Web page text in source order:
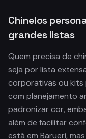
Chinelos
grandes listas
Quem precisa de
seja por lista
corporativas ou kits
com planejamento
padronizar cor,
além de facilitar
está em Barueri,